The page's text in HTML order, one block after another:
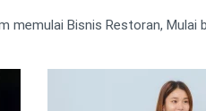
memulai Bisnis Restoran, Mulai